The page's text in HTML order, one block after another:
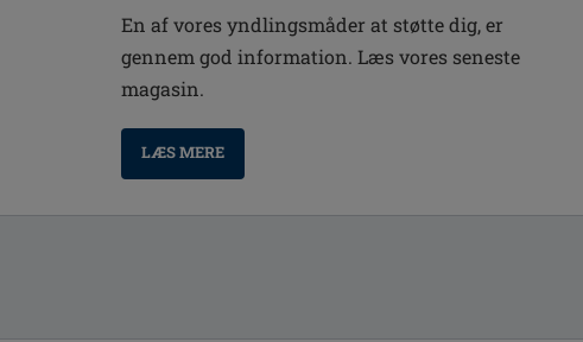
En af vores yndlingsmåder at støtte dig, er
gennem god information. Læs vores seneste
magasin.
LÆS MERE